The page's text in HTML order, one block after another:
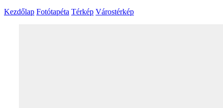
Kezdőlap Fotótapéta Térkép Várostérkép